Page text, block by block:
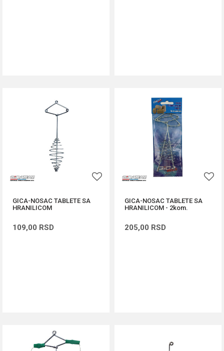
GICA-NOSAC TABLETE SA
HRANILICOM
109,00 RSD
GICA-NOSAC TABLETE SA
HRANILICOM - 2kom.
205,00 RSD